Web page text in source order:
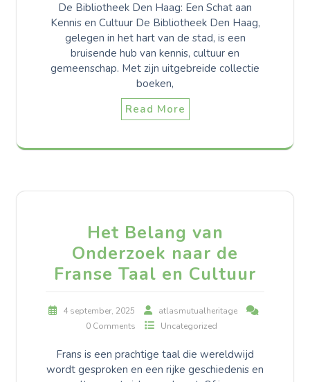
De Bibliotheek Den Haag: Een Schat aan
Kennis en Cultuur De Bibliotheek Den Haag,
gelegen in het hart van de stad, is een
bruisende hub van kennis, cultuur en
gemeenschap. Met zijn uitgebreide collectie
boeken,
Read More
Het Belang van
Onderzoek naar de
Franse Taal en Cultuur
4 september, 2025
atlasmutualheritage
0 Comments
Uncategorized
Frans is een prachtige taal die wereldwijd
wordt gesproken en een rijke geschiedenis en